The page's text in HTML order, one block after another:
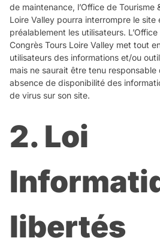
de maintenance, l’Office de Tourisme
Loire Valley pourra interrompre le
préalablement les utilisateurs.
Congrès Tours Loire Valley met tout
utilisateurs des informations et/ou
mais ne saurait être tenu
absence de disponibilité des
de virus sur son site.
2. Loi
libertés